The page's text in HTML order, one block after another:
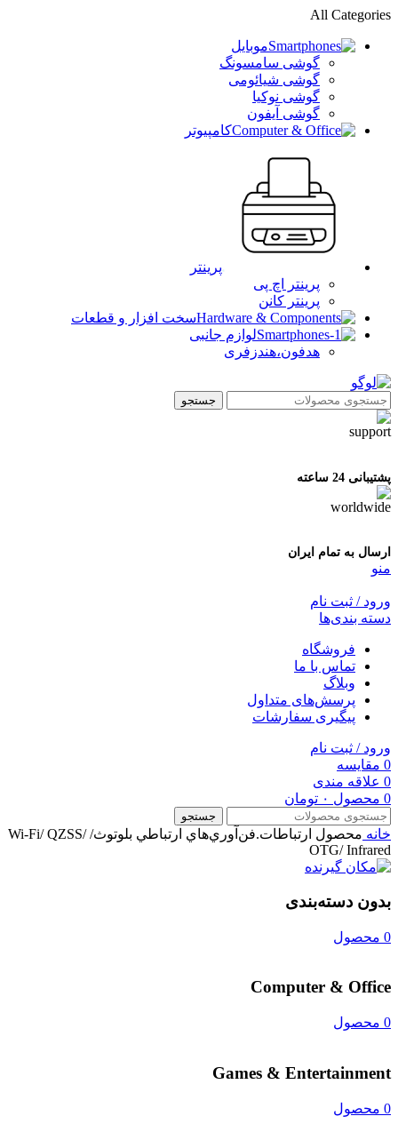
All Categories
موبایل
گوشی سامسونگ
گوشی شیائومی
گوشی نوکیا
گوشی آیفون
کامپیوتر
پرینتر
پرینتر اچ پی
پرینتر کانن
سخت افزار و قطعات
لوازم جانبی
هدفون،هندزفری
جستجو
پشتیبانی 24 ساعته
ارسال به تمام ایران
منو
ورود / ثبت نام
دسته بندی‌ها
فروشگاه
تماس با ما
وبلاگ
پرسش‌های متداول
پیگیری سفارشات
ورود / ثبت نام
0 مقایسه
0 علاقه مندی
0 محصول ۰ تومان
جستجو
خانه محصول ارتباطات.فن‌آوري‌هاي ارتباطي
بلوتوث/ Wi-Fi/ QZSS/
OTG/ Infrared
بدون دسته‌بندی
0 محصول
Computer & Office
0 محصول
Games & Entertainment
0 محصول